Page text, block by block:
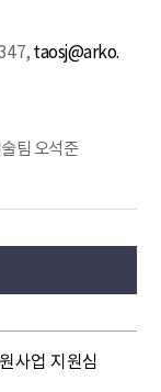
taosj@arko.
팀 오석준
사업 지원심